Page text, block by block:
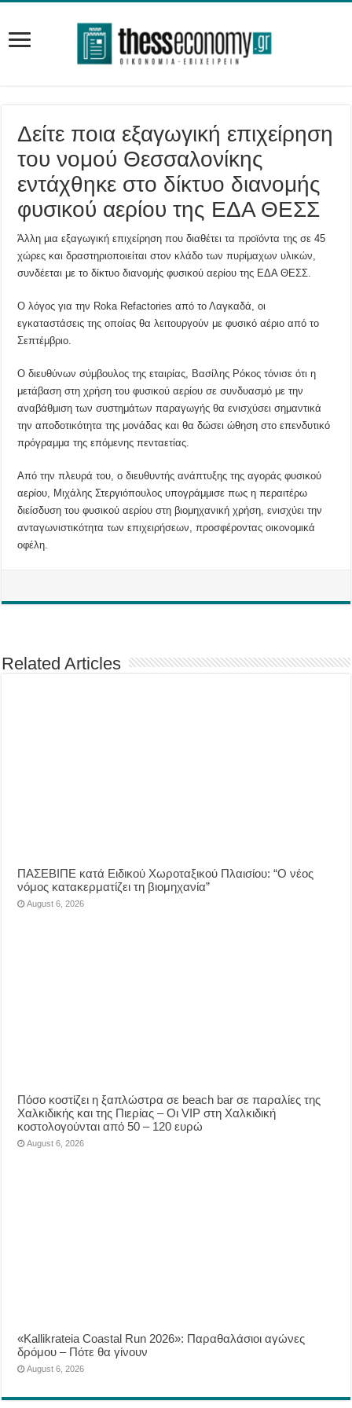
Δείτε ποια εξαγωγική επιχείρηση
του νομού Θεσσαλονίκης
εντάχθηκε στο δίκτυο διανομής
φυσικού αερίου της ΕΔΑ ΘΕΣΣ
Άλλη μια εξαγωγική επιχείρηση που διαθέτει τα προϊόντα της σε 45
χώρες και δραστηριοποιείται στον κλάδο των πυρίμαχων υλικών,
συνδέεται με το δίκτυο διανομής φυσικού αερίου της ΕΔΑ ΘΕΣΣ.
Ο λόγος για την Roka Refactories από το Λαγκαδά, οι
εγκαταστάσεις της οποίας θα λειτουργούν με φυσικό αέριο από το
Σεπτέμβριο.
Ο διευθύνων σύμβουλος της εταιρίας, Βασίλης Ρόκος τόνισε ότι η
μετάβαση στη χρήση του φυσικού αερίου σε συνδυασμό με την
αναβάθμιση των συστημάτων παραγωγής θα ενισχύσει σημαντικά
την αποδοτικότητα της μονάδας και θα δώσει ώθηση στο επενδυτικό
πρόγραμμα της επόμενης πενταετίας.
Από την πλευρά του, ο διευθυντής ανάπτυξης της αγοράς φυσικού
αερίου, Μιχάλης Στεργιόπουλος υπογράμμισε πως η περαιτέρω
διείσδυση του φυσικού αερίου στη βιομηχανική χρήση, ενισχύει την
ανταγωνιστικότητα των επιχειρήσεων, προσφέροντας οικονομικά
οφέλη.
Related Articles
ΠΑΣΕΒΙΠΕ κατά Ειδικού Χωροταξικού Πλαισίου: “Ο νέος
νόμος κατακερματίζει τη βιομηχανία”
August 6, 2026
Πόσο κοστίζει η ξαπλώστρα σε beach bar σε παραλίες της
Χαλκιδικής και της Πιερίας – Οι VIP στη Χαλκιδική
κοστολογούνται από 50 – 120 ευρώ
August 6, 2026
«Kallikrateia Coastal Run 2026»: Παραθαλάσιοι αγώνες
δρόμου – Πότε θα γίνουν
August 6, 2026